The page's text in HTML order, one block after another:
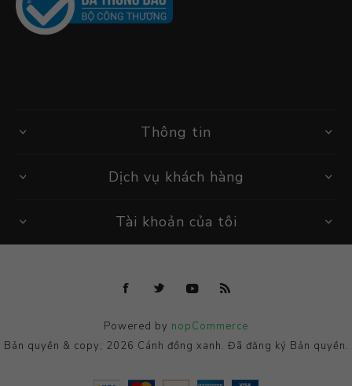
Thông tin
Dịch vụ khách hàng
Tài khoản của tôi
Powered by nopCommerce
Bản quyền & copy; 2026 Cánh đồng xanh. Đã đăng ký Bản quyền.